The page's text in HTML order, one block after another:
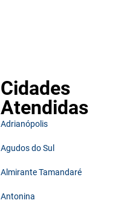
Cidades
Atendidas
Adrianópolis
Agudos do Sul
Almirante Tamandaré
Antonina